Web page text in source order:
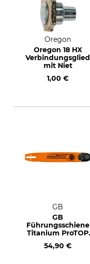
Oregon
Oregon 18 HX
Verbindungsglied
mit Niet
1,00 €
GB
GB
Führungsschiene
Titanium ProTOP
54,90 €